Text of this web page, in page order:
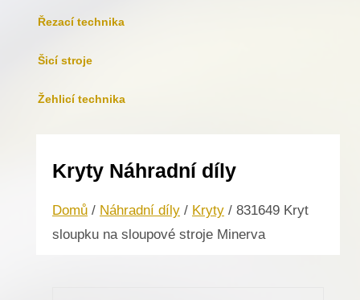
Řezací technika
Šicí stroje
Žehlicí technika
Kryty Náhradní díly
Domů / Náhradní díly / Kryty / 831649 Kryt
sloupku na sloupové stroje Minerva